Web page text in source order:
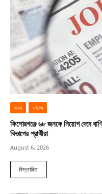
জবস সর্বশেষ
কিশোরগঞ্জে ৬৮ জনকে নিয়োগ দেবে
বিভাগের প্রার্থীরা
August 6, 2026
বিস্তারিত